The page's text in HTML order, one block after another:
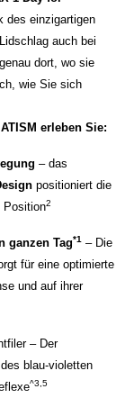
des einzigartigen
auch bei
dort, wo sie
wie Sie sich
erleben Sie:
– das
positioniert die
Position2
ganzen Tag*1 – Die
für eine optimierte
und auf ihrer
– Der
blau-violetten
^3,5